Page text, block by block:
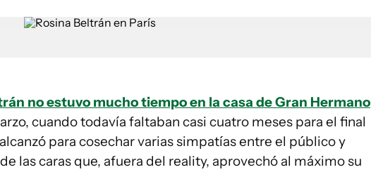
no estuvo mucho tiempo en la casa de Gran Hermano
cuando todavía faltaban casi cuatro meses para el final
para cosechar varias simpatías entre el público y
las caras que, afuera del reality, aprovechó al máximo su